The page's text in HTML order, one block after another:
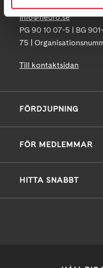
info@neuro.se
PG 90 10 07-5 | BG
75 |
Till kontaktsidan
FÖRDJUPNING
FÖR MEDLEMMAR
HITTA SNABBT